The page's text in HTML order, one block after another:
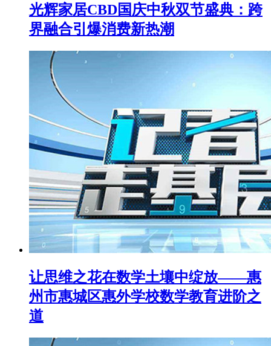
光辉家居CBD国庆中秋双节盛典：跨
界融合引爆消费新热潮
让思维之花在数学土壤中绽放——惠
州市惠城区惠外学校数学教育进阶之
道